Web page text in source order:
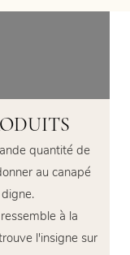
quantité de
au canapé
à la
l'insigne sur